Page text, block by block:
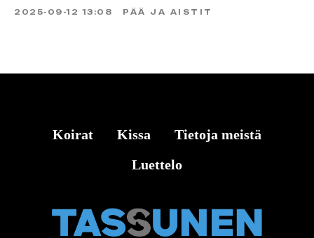
2025-09-12 13:08 PÄÄ JA AISTIT
Koirat Kissa
Tietoja meistä
Luettelo